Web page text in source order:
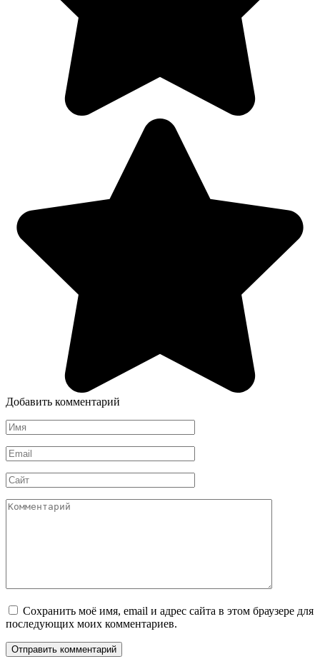
Добавить комментарий
Имя
*
Email
*
Сайт
Комментарий
Сохранить моё имя, email и адрес сайта в этом браузере для
последующих моих комментариев.